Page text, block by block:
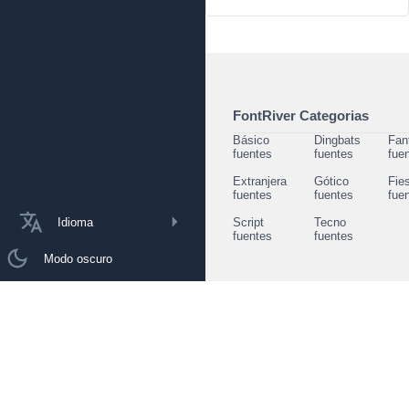
Idioma
Modo oscuro
FontRiver Categorias
Básico
fuentes
Dingbats
fuentes
Extranjera
fuentes
Gótico
fuentes
Script
fuentes
Tecno
fuentes